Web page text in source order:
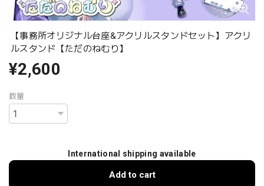
【事務所オリジナル台座&アクリルスタンドセット】アクリ
ルスタンド【ただのねむり】
¥2,600
数量
International shipping available
Add to cart